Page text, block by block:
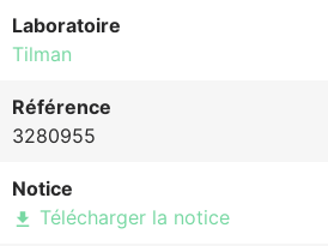
Laboratoire
Tilman
Référence
3280955
Notice
file_download Télécharger la notice